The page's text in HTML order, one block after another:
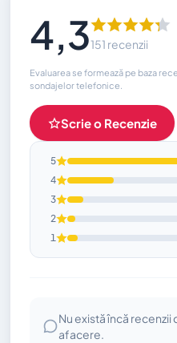
4,3151 recenzii
Evaluarea se formează pe baza
sondajelor telefonice.
Scrie o Recenzie
5
4
3
2
1
Nu există încă
afacere.